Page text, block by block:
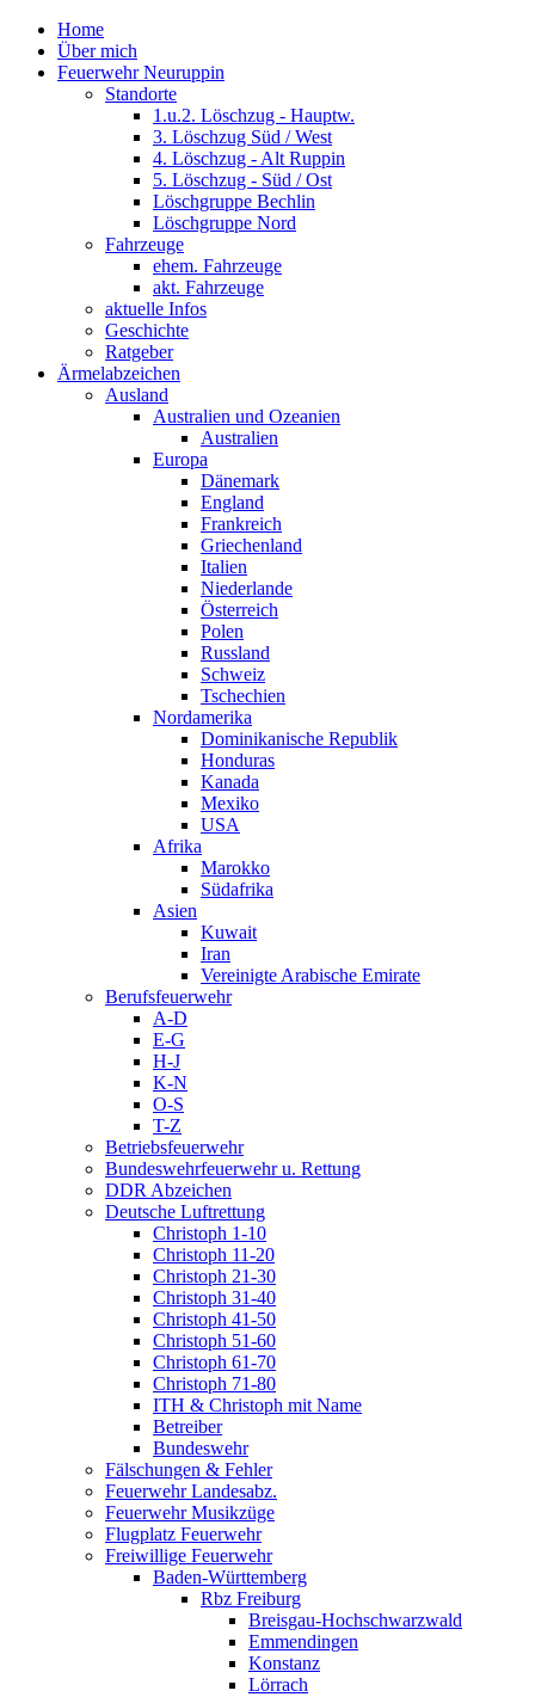
Home
Über mich
Feuerwehr Neuruppin
Standorte
1.u.2. Löschzug - Hauptw.
3. Löschzug Süd / West
4. Löschzug - Alt Ruppin
5. Löschzug - Süd / Ost
Löschgruppe Bechlin
Löschgruppe Nord
Fahrzeuge
ehem. Fahrzeuge
akt. Fahrzeuge
aktuelle Infos
Geschichte
Ratgeber
Ärmelabzeichen
Ausland
Australien und Ozeanien
Australien
Europa
Dänemark
England
Frankreich
Griechenland
Italien
Niederlande
Österreich
Polen
Russland
Schweiz
Tschechien
Nordamerika
Dominikanische Republik
Honduras
Kanada
Mexiko
USA
Afrika
Marokko
Südafrika
Asien
Kuwait
Iran
Vereinigte Arabische Emirate
Berufsfeuerwehr
A-D
E-G
H-J
K-N
O-S
T-Z
Betriebsfeuerwehr
Bundeswehrfeuerwehr u. Rettung
DDR Abzeichen
Deutsche Luftrettung
Christoph 1-10
Christoph 11-20
Christoph 21-30
Christoph 31-40
Christoph 41-50
Christoph 51-60
Christoph 61-70
Christoph 71-80
ITH & Christoph mit Name
Betreiber
Bundeswehr
Fälschungen & Fehler
Feuerwehr Landesabz.
Feuerwehr Musikzüge
Flugplatz Feuerwehr
Freiwillige Feuerwehr
Baden-Württemberg
Rbz Freiburg
Breisgau-Hochschwarzwald
Emmendingen
Konstanz
Lörrach